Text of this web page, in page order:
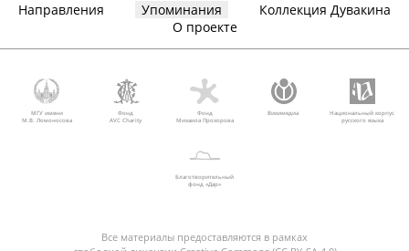
Направления Упоминания
Коллекция Дувакина
О проекте
МГУ имени
М.В. Ломоносова
Фонд
AVC Charity
Фонд
Михаила Прохорова
Викимедиа
Национальный корпус
русского языка
Благотворительный
фонд «Дар»
Все материалы предоставляются в рамках